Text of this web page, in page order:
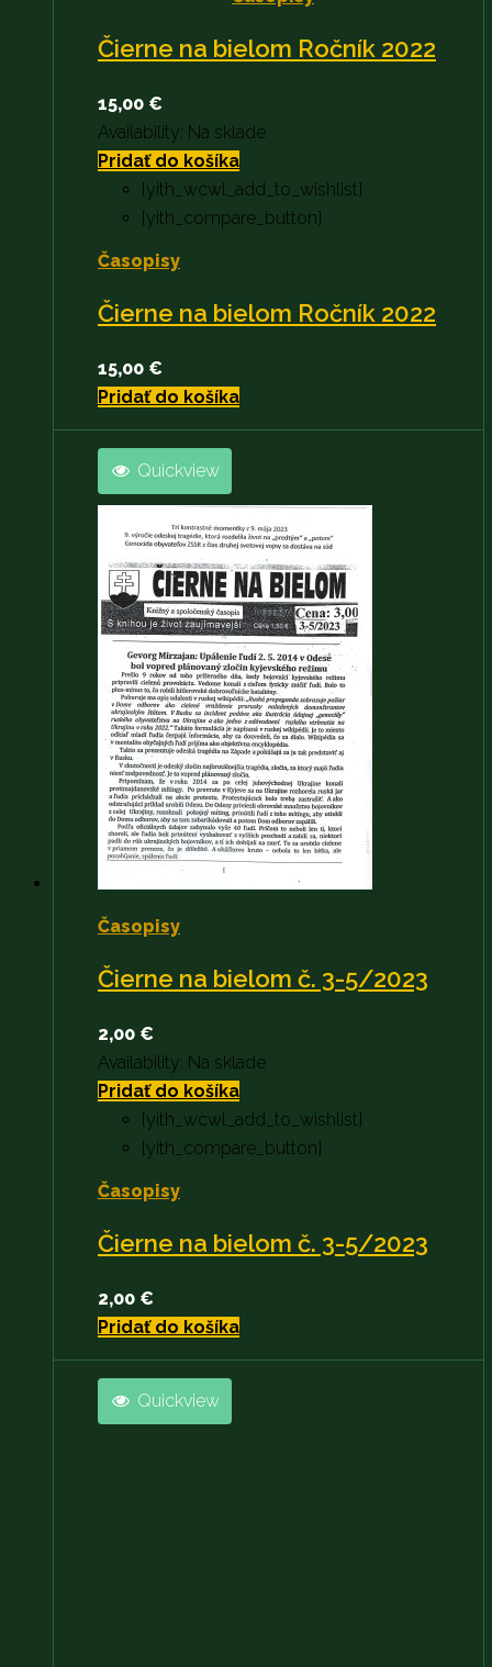
Čierne na bielom Ročník 2022
15,00 €
Availability: Na sklade
Pridať do košíka
[yith_wcwl_add_to_wishlist]
[yith_compare_button]
Časopisy
Čierne na bielom Ročník 2022
15,00 €
Pridať do košíka
Quickview
Časopisy
Čierne na bielom č. 3-5/2023
2,00 €
Availability: Na sklade
Pridať do košíka
[yith_wcwl_add_to_wishlist]
[yith_compare_button]
Časopisy
Čierne na bielom č. 3-5/2023
2,00 €
Pridať do košíka
Quickview